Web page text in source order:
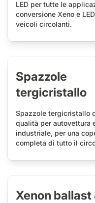
LED per tutte le
conversione Xeno e
veicoli circolanti.
Spazzole
tergicristallo
Spazzole tergicristallo
qualità per autovettura
industriale, per una
completa di tutto il
Xenon ballast